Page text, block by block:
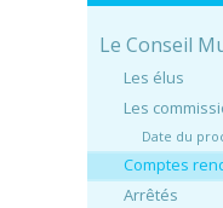
Le Conseil
Les élus
Les
Date du
Comptes
Arrêtés